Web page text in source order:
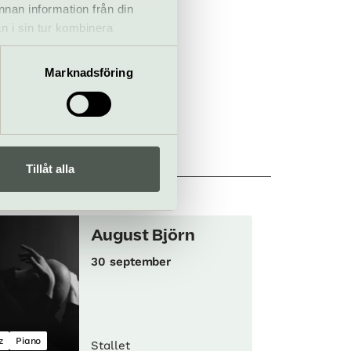
information från din
i sin tur kombinera
har använt deras tjänster.
Marknadsföring
Tillåt alla
Piano
August Björn
30 september
Stallet